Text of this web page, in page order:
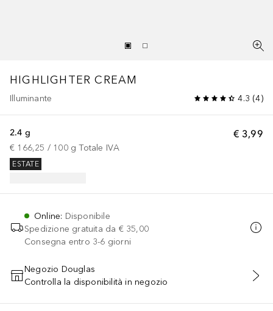
HIGHLIGHTER CREAM
Illuminante 4.3 (4)
€ 3,99
2.4 g
€ 166,25 / 100 g Totale IVA
ESTATE
Online: Disponibile
Spedizione gratuita da € 35,00
Consegna entro 3-6 giorni
AGGIUNGI AL CARRELLO
Negozio Douglas
Controlla la disponibilità in negozio